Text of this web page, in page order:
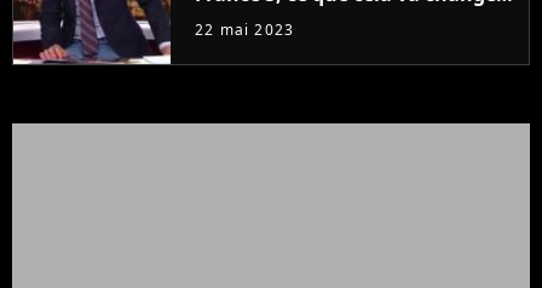
à la rentrée
22 mai 2023